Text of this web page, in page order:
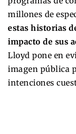
millones de
estas historias
impacto de sus
Lloyd pone en
imagen pública
intenciones